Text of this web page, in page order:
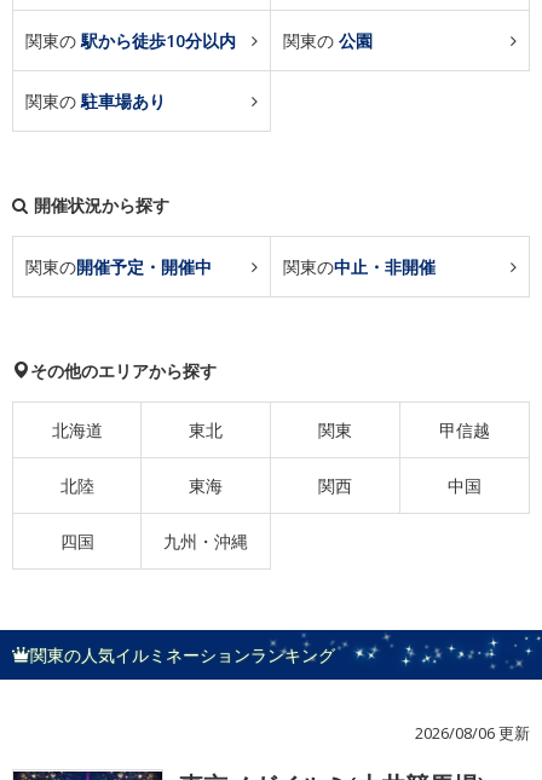
関東の駅から徒歩10分以内 関東の 公園
関東の駐車場あり
開催状況から探す
関東の開催予定・開催中 関東の中止・非開催
その他のエリアから探す
北海道 東北 関東 甲信越
北陸 東海 関西 中国
四国 九州・沖縄
関東の人気イルミネーションランキング
2026/08/06 更新